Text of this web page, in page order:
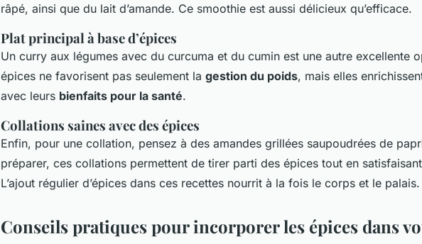
râpé, ainsi que du lait d’amande. Ce smoothie est aussi délicieux qu’efficace.
Plat principal à base d’épices
Un curry aux légumes avec du curcuma et du cumin est une autre excellente
épices ne favorisent pas seulement la gestion du poids, mais elles
avec leurs bienfaits pour la santé.
Collations saines avec des épices
Enfin, pour une collation, pensez à des amandes grillées saupoudrées de
préparer, ces collations permettent de tirer parti des épices tout en
L’ajout régulier d’épices dans ces recettes nourrit à la fois le corps et le palais.
Conseils pratiques pour incorporer les épices dans